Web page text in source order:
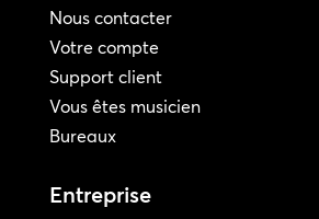
Nous contacter
Votre compte
Support client
Vous êtes musicien
Bureaux
Entreprise